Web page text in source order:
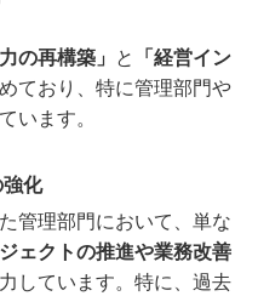
の再構築」 と 「経営イン
ており、特に管理部門や
います。
化
管理部門において、単な
ェクトの推進や業務改善
しています。特に、過去